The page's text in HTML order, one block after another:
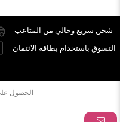
شحن سريع وخالي من المتاعب
التسوق باستخدام بطاقة الائتمان
الحصول